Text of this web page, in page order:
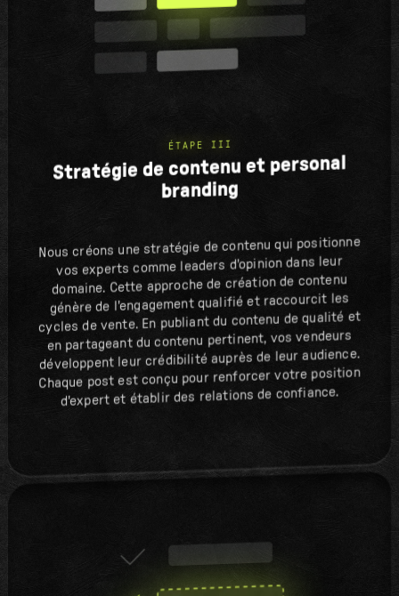
ÉTAPE III
Stratégie de contenu et personal
branding
Nous créons une stratégie de contenu qui positionne
vos experts comme leaders d'opinion dans leur
domaine. Cette approche de création de contenu
génère de l'engagement qualifié et raccourcit les
cycles de vente. En publiant du contenu de qualité et
en partageant du contenu pertinent, vos vendeurs
développent leur crédibilité auprès de leur audience.
Chaque post est conçu pour renforcer votre position
d'expert et établir des relations de confiance.